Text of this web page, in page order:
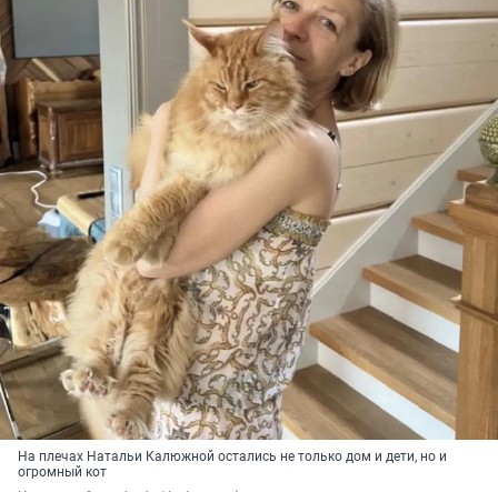
На плечах Натальи Калюжной остались не только дом и дети, но и
огромный кот